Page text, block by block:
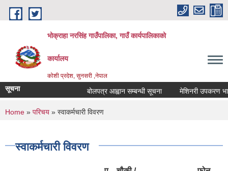
Skip to main content
भोक्राहा नरसिंह गाउँपालिका, गाउँ कार्यपालिकाको
कार्यालय
कोशी प्रदेश, सुनसरी ,नेपाल
सूचना बोलपत्र आह्वान सम्बन्धी सूचना मेशिनरी उपकरण
You are here
Home » परिचय » स्वाकर्मचारी विवरण
स्वाकर्मचारी विवरण